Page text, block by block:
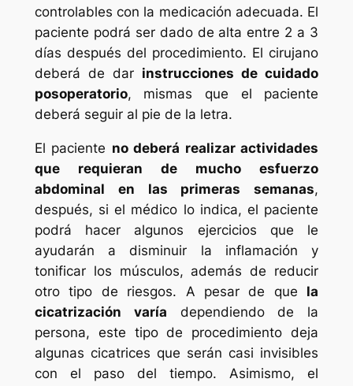
controlables con la medicación adecuada. El
paciente podrá ser dado de alta entre 2 a 3
días después del procedimiento. El cirujano
deberá de dar instrucciones de cuidado
posoperatorio, mismas que el paciente
deberá seguir al pie de la letra.
El paciente no deberá realizar actividades
que requieran de mucho esfuerzo
abdominal en las primeras semanas,
después, si el médico lo indica, el paciente
podrá hacer algunos ejercicios que le
ayudarán a disminuir la inflamación y
tonificar los músculos, además de reducir
otro tipo de riesgos. A pesar de que la
cicatrización varía dependiendo de la
persona, este tipo de procedimiento deja
algunas cicatrices que serán casi invisibles
con el paso del tiempo. Asimismo, el